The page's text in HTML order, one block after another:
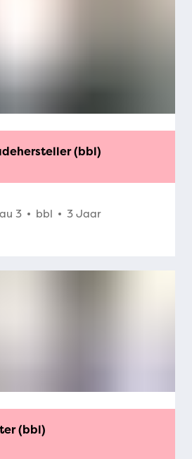
(bbl)
3 bbl 3 Jaar
(bbl)